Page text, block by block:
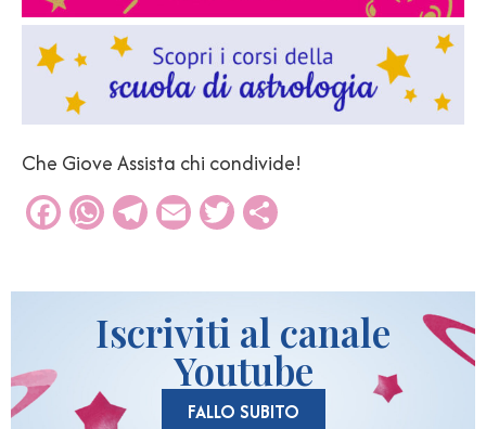
Che Giove Assista chi condivide!
Facebook
WhatsApp
Telegram
EmailTwitter
Iscriviti al canale
Youtube
FALLO SUBITO